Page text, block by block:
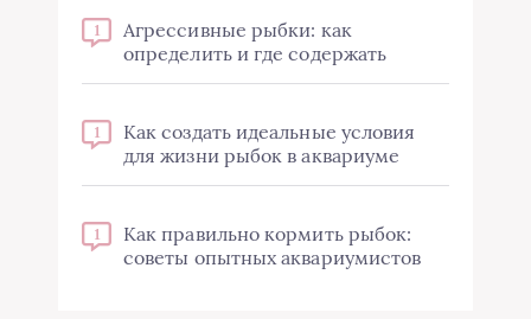
1
Агрессивные рыбки: как
определить и где содержать
1
Как создать идеальные условия
для жизни рыбок в аквариуме
1
Как правильно кормить рыбок:
советы опытных аквариумистов